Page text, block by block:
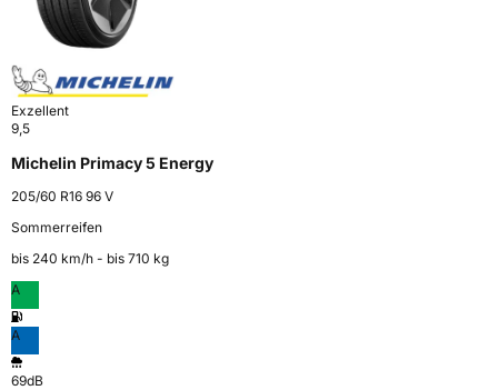
Exzellent
9,5
Michelin Primacy 5 Energy
205/60 R16 96 V
Sommerreifen
bis 240 km⁠/⁠h - bis 710 kg
A
A
69dB